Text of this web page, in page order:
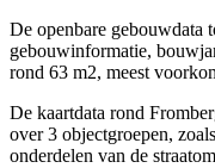
De openbare gebouwdata
gebouwinformatie,
rond 63 m2, meest
De kaartdata rond
over 3 objectgroepen,
onderdelen van de